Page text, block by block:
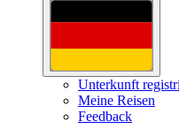
Unterkunft
Meine Reisen
Feedback